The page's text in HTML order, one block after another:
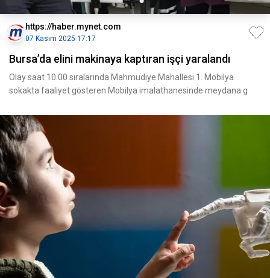
https://haber.mynet.com
07 Kasım 2025 17:17
Bursa’da elini makinaya kaptıran işçi yaralandı
Olay saat 10.00 sıralarında Mahmudiye Mahallesi 1. Mobilya
sokakta faaliyet gösteren Mobilya imalathanesinde meydana g